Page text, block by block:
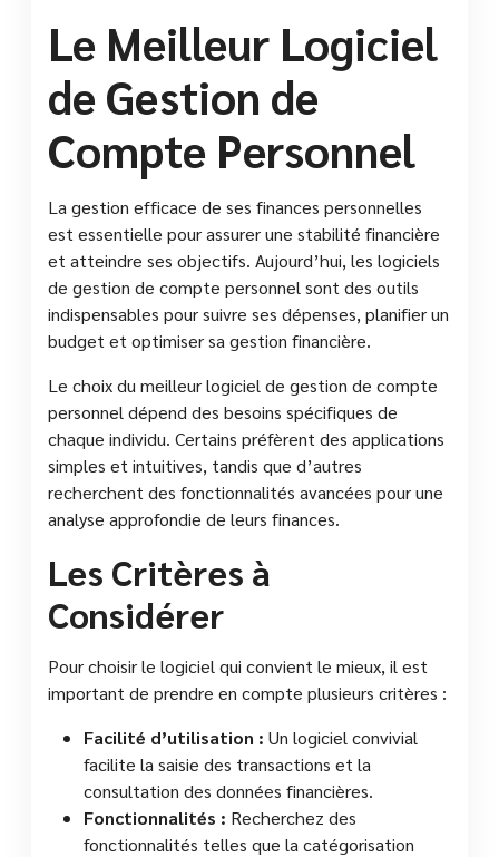
Le Meilleur Logiciel
de Gestion de
Compte Personnel
La gestion efficace de ses finances personnelles
est essentielle pour assurer une stabilité financière
et atteindre ses objectifs. Aujourd’hui, les logiciels
de gestion de compte personnel sont des outils
indispensables pour suivre ses dépenses, planifier un
budget et optimiser sa gestion financière.
Le choix du meilleur logiciel de gestion de compte
personnel dépend des besoins spécifiques de
chaque individu. Certains préfèrent des applications
simples et intuitives, tandis que d’autres
recherchent des fonctionnalités avancées pour une
analyse approfondie de leurs finances.
Les Critères à
Considérer
Pour choisir le logiciel qui convient le mieux, il est
important de prendre en compte plusieurs critères :
Facilité d’utilisation : Un logiciel convivial
facilite la saisie des transactions et la
consultation des données financières.
Fonctionnalités : Recherchez des
fonctionnalités telles que la catégorisation